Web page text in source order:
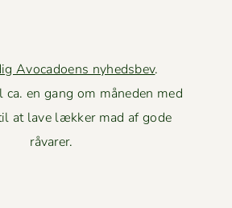
Avocadoens nyhedsbev.
ca. en gang om måneden med
at lave lækker mad af gode
råvarer.